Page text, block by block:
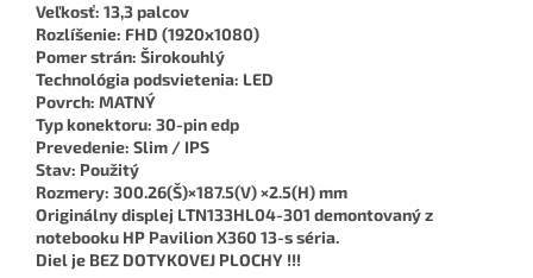
Veľkosť: 13,3 palcov
Rozlíšenie: FHD (1920x1080)
Pomer strán: Širokouhlý
Technológia podsvietenia: LED
Povrch: MATNÝ
Typ konektoru: 30-pin edp
Prevedenie: Slim / IPS
Stav: Použitý
Rozmery: 300.26(Š)×187.5(V) ×2.5(H) mm
Originálny displej LTN133HL04-301 demontovaný z
notebooku HP Pavilion X360 13-s séria.
Diel je BEZ DOTYKOVEJ PLOCHY !!!